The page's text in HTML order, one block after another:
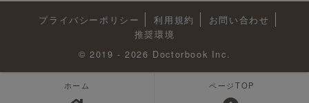
プライバシーポリシー 利用規約
お問い合わせ
推奨環境
© 2019 - 2026 Doctorbook Inc.
ホーム ページTOP